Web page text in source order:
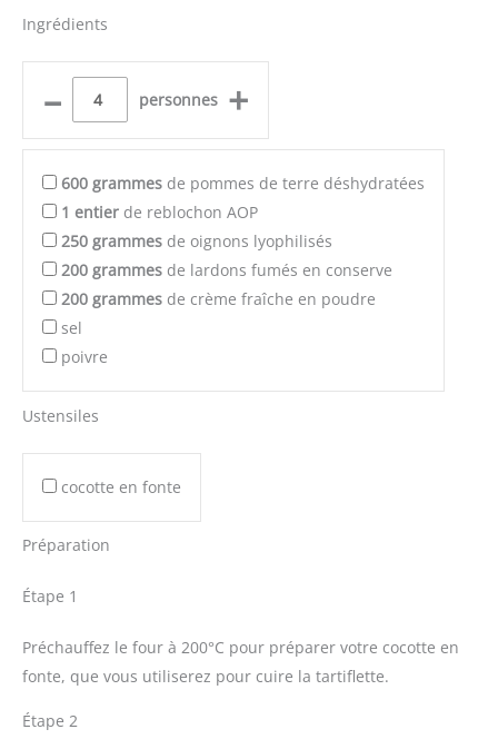
Ingrédients
– personnes +
600 grammes de pommes de terre déshydratées
1 entier de reblochon AOP
250 grammes de oignons lyophilisés
200 grammes de lardons fumés en conserve
200 grammes de crème fraîche en poudre
sel
poivre
Ustensiles
cocotte en fonte
Préparation
Étape 1
Préchauffez le four à 200°C pour préparer votre cocotte en
fonte, que vous utiliserez pour cuire la tartiflette.
Étape 2